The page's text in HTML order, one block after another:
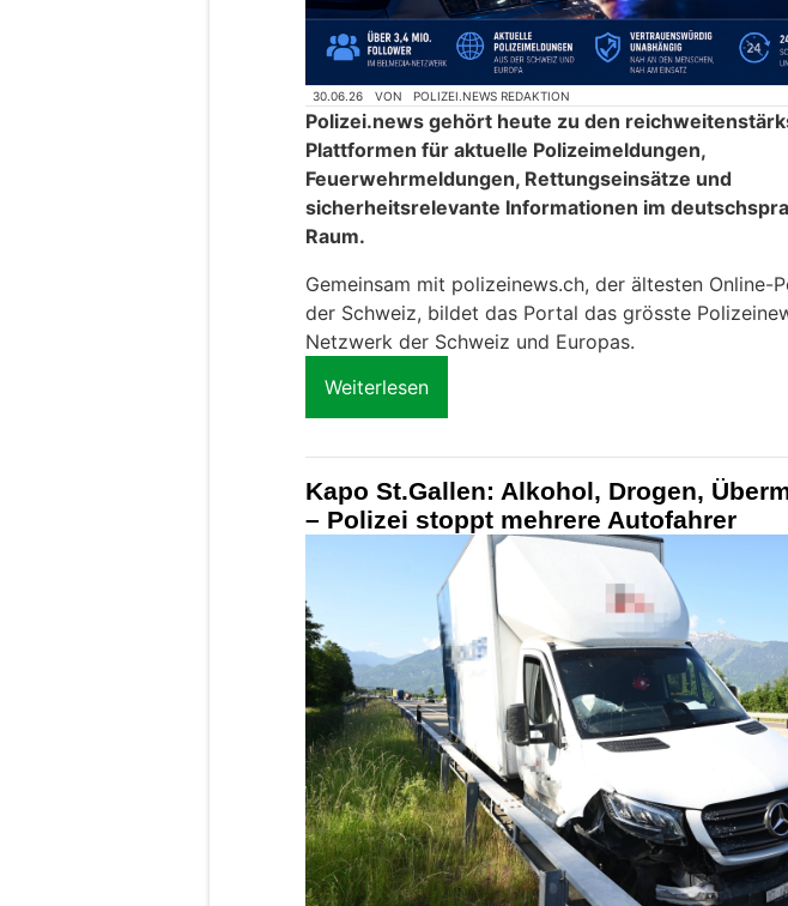
30.06.26 VON POLIZEI.NEWS REDAKTION
Polizei.news gehört heute zu den
Plattformen für aktuelle Polizeimeldungen,
Feuerwehrmeldungen, Rettungseinsätze und
sicherheitsrelevante Informationen im
Raum.
Gemeinsam mit polizeinews.ch, der ältesten Online-
der Schweiz, bildet das Portal das grösste
Netzwerk der Schweiz und Europas.
Weiterlesen
Kapo St.Gallen: Alkohol, Drogen,
– Polizei stoppt mehrere Autofahrer